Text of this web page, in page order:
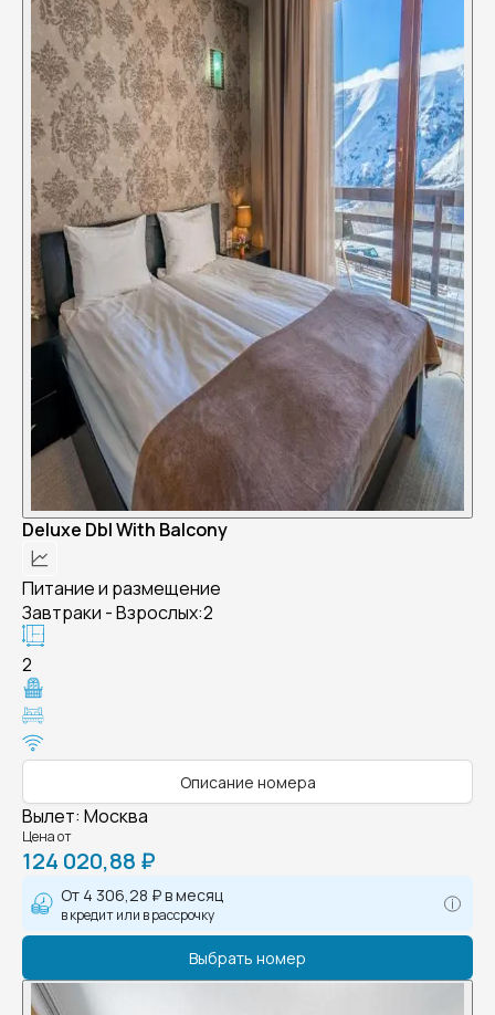
Deluxe Dbl With Balcony
Питание и размещение
Завтраки - Взрослых:2
2
Описание номера
Вылет: Москва
Цена от
124 020,88 ₽
От 4 306,28 ₽в месяц
в кредит или в рассрочку
Выбрать номер